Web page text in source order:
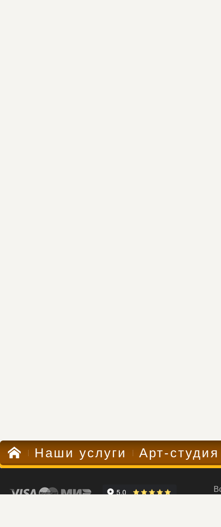
Наши услуги Арт-студия